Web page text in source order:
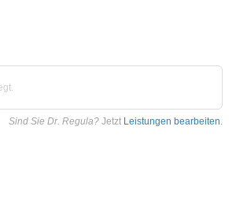
Sind Sie Dr. Regula? Jetzt Leistungen bearbeiten.